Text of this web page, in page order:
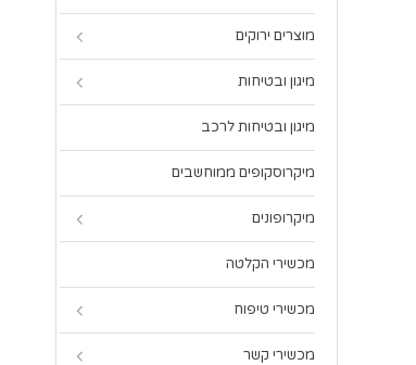
מוצרים ירוקים
מיגון ובטיחות
מיגון ובטיחות לרכב
מיקרוסקופים ממוחשבים
מיקרופונים
מכשירי הקלטה
מכשירי טיפוח
מכשירי קשר